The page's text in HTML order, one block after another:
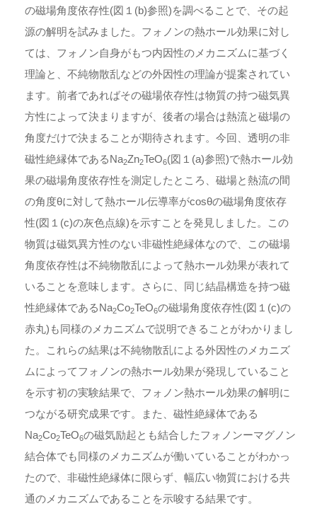
の磁場角度依存性(図１(b)参照)を調べることで、その起
源の解明を試みました。フォノンの熱ホール効果に対し
ては、フォノン自身がもつ内因性のメカニズムに基づく
理論と、不純物散乱などの外因性の理論が提案されてい
ます。前者であればその磁場依存性は物質の持つ磁気異
方性によって決まりますが、後者の場合は熱流と磁場の
角度だけで決まることが期待されます。今回、透明の非
磁性絶縁体であるNa2Zn2TeO6(図１(a)参照)で熱ホール効
果の磁場角度依存性を測定したところ、磁場と熱流の間
の角度θに対して熱ホール伝導率がcos⁡θの磁場角度依存
性(図１(c)の灰色点線)を示すことを発見しました。この
物質は磁気異方性のない非磁性絶縁体なので、この磁場
角度依存性は不純物散乱によって熱ホール効果が表れて
いることを意味します。さらに、同じ結晶構造を持つ磁
性絶縁体であるNa2Co2TeO6の磁場角度依存性(図１(c)の
赤丸)も同様のメカニズムで説明できることがわかりまし
た。これらの結果は不純物散乱による外因性のメカニズ
ムによってフォノンの熱ホール効果が発現していること
を示す初の実験結果で、フォノン熱ホール効果の解明に
つながる研究成果です。また、磁性絶縁体である
Na2Co2TeO6の磁気励起とも結合したフォノンーマグノン
結合体でも同様のメカニズムが働いていることがわかっ
たので、非磁性絶縁体に限らず、幅広い物質における共
通のメカニズムであることを示唆する結果です。